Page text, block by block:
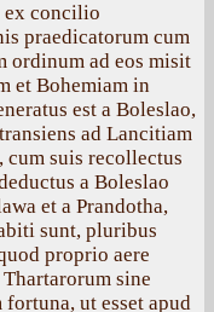
ex concilio
praedicatorum cum
ordinum ad eos misit
et Bohemiam in
est a Boleslao,
ad Lancitiam
cum suis recollectus
a Boleslao
et a Prandotha,
sunt, pluribus
proprio aere
sine
fortuna, ut esset apud